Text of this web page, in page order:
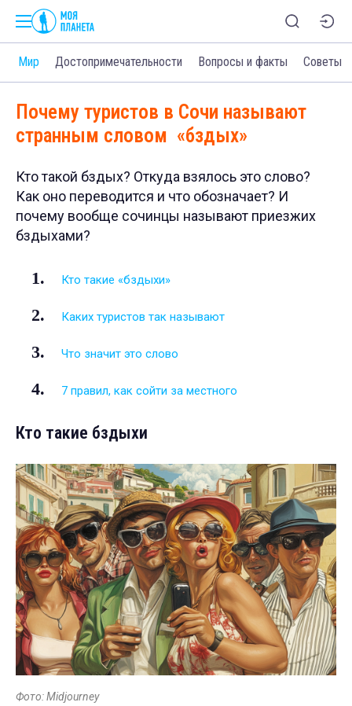
Мир Достопримечательности Вопросы и факты Советы
Почему туристов в Сочи называют
странным словом «бздых»
Кто такой бздых? Откуда взялось это слово?
Как оно переводится и что обозначает? И
почему вообще сочинцы называют приезжих
бздыхами?
Кто такие «бздыхи»
Каких туристов так называют
Что значит это слово
7 правил, как сойти за местного
Кто такие бздыхи
Фото: Midjourney